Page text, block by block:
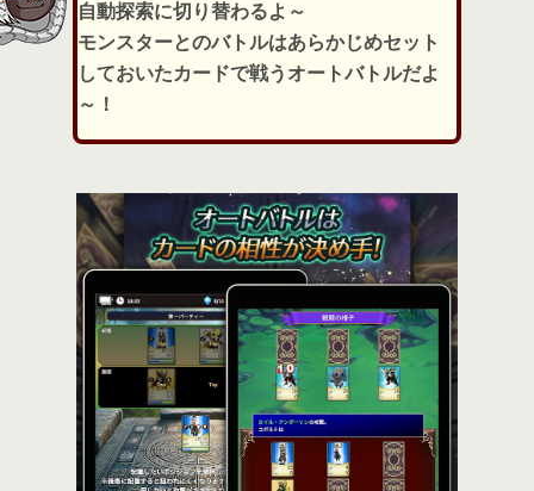
自動探索に切り替わるよ～
モンスターとのバトルはあらかじめセット
しておいたカードで戦うオートバトルだよ
～！